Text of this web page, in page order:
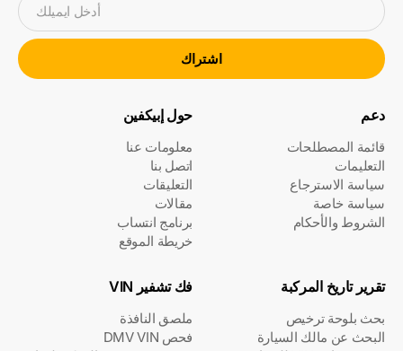
أدخل ايميلك
اشتراك
حول إبيكفين
معلومات عنا
اتصل بنا
التعليقات
مقالات
برنامج انتساب
خريطة الموقع
دعم
قائمة المصطلحات
التعليمات
سياسة الاسترجاع
سياسة خاصة
الشروط والأحكام
فك تشفير VIN
ملصق النافذة
فحص DMV VIN
تقرير تاريخ المركبة
بحث بلوحة ترخيص
البحث عن مالك السيارة